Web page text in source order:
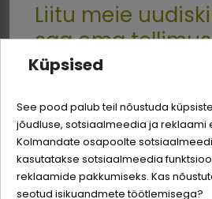
Swat mängupall
sulgedega kassidele -
Roosa
5,99 € 7,49 €
Logi sisse
Registreeru
Liitu meie
saa oma
-3% soodustust
Sina ja su perekonna parim
odavamat hinda!
Küpsised
See pood palub teil nõustuda
jõudluse, sotsiaalmeedia ja reklaami
Kolmandate osapoolte
kasutatakse sotsiaalmeedia
reklaamide pakkumiseks. Kas
seotud isikuandmete töötlemisega?